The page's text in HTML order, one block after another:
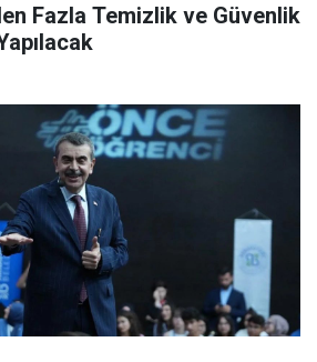
Fazla Temizlik ve Güvenlik